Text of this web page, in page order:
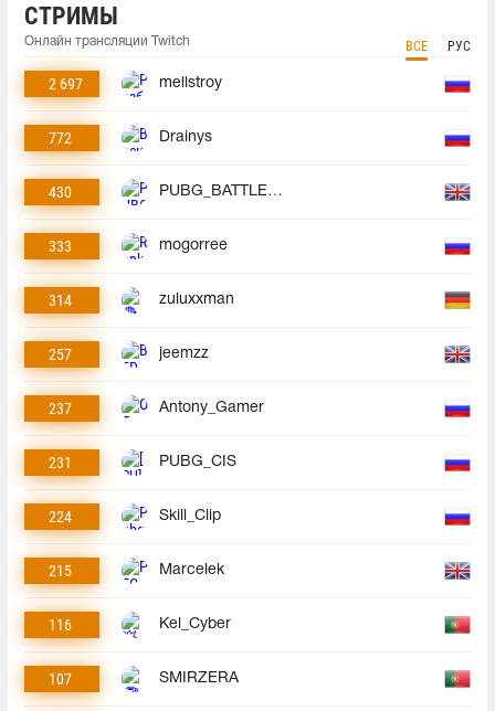
СТРИМЫ
Онлайн трансляции Twitch ВСЕ РУС
2 697 mellstroy
772 Drainys
430 PUBG_BATTLEGROUNDS
333 mogorree
314 zuluxxman
257 jeemzz
237 Antony_Gamer
231 PUBG_CIS
224 Skill_Clip
215 Marcelek
116 Kel_Cyber
107 SMIRZERA